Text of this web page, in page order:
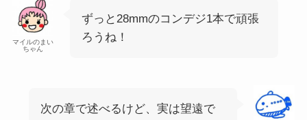
マイルのまい
ちゃん
ずっと28mmのコンデジ1本で頑張
ろうね！
次の章で述べるけど、実は望遠で